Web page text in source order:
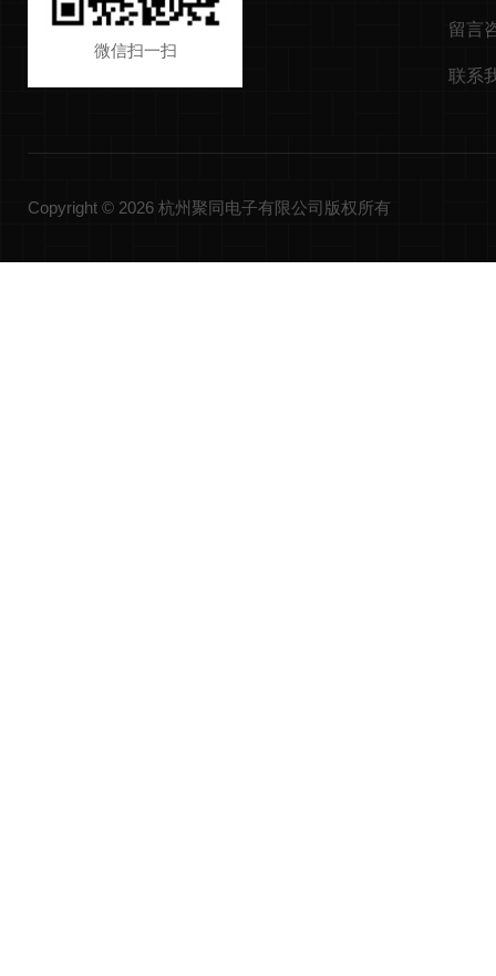
微信扫一扫
留言
联系
Copyright © 2026 杭州聚同电子有限公司版权所有